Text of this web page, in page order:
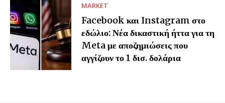
MARKET
Facebook και Instagram στο
εδώλιο: Νέα δικαστική ήττα για τη
Meta με αποζημιώσεις που
αγγίζουν το 1 δισ. δολάρια